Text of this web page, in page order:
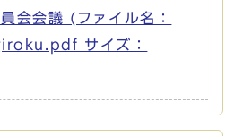
会会議 (ファイル名：
サイズ：